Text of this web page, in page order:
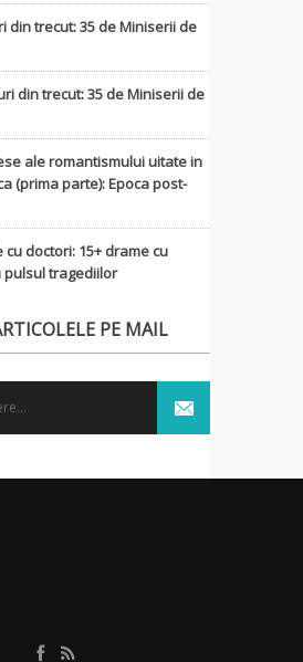
din trecut: 35 de Miniserii de
din trecut: 35 de Miniserii de
ale romantismului uitate in
(prima parte): Epoca post-
cu doctori: 15+ drame cu
pulsul tragediilor
PE MAIL